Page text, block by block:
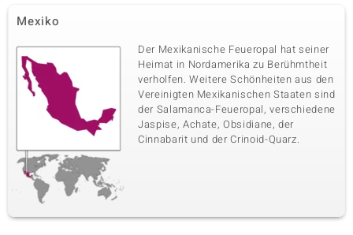
Mexiko
Der Mexikanische Feueropal hat seiner
Heimat in Nordamerika zu Berühmtheit
verholfen. Weitere Schönheiten aus den
Vereinigten Mexikanischen Staaten sind
der Salamanca-Feueropal, verschiedene
Jaspise, Achate, Obsidiane, der
Cinnabarit und der Crinoid-Quarz.